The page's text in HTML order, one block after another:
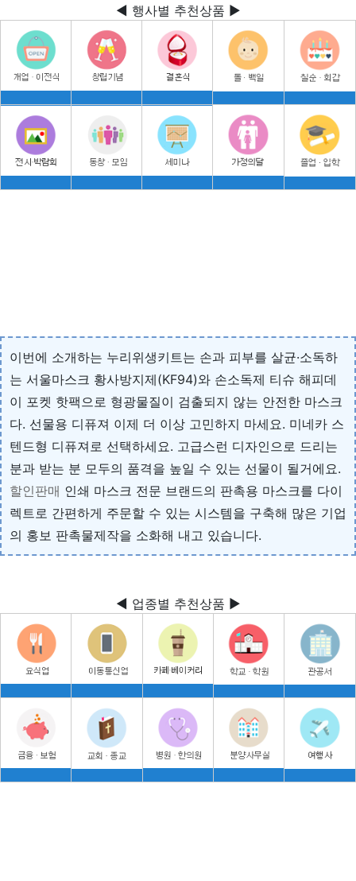
◀ 행사별 추천상품 ▶
이번에 소개하는 누리위생키트는 손과 피부를 살균·소독하
는 서울마스크 황사방지제(KF94)와 손소독제 티슈 해피데
이 포켓 핫팩으로 형광물질이 검출되지 않는 안전한 마스크
다. 선물용 디퓨져 이제 더 이상 고민하지 마세요. 미네카 스
텐드형 디퓨져로 선택하세요. 고급스런 디자인으로 드리는
분과 받는 분 모두의 품격을 높일 수 있는 선물이 될거에요.
할인판매 인쇄 마스크 전문 브랜드의 판촉용 마스크를 다이
렉트로 간편하게 주문할 수 있는 시스템을 구축해 많은 기업
의 홍보 판촉물제작을 소화해 내고 있습니다.
◀ 업종별 추천상품 ▶